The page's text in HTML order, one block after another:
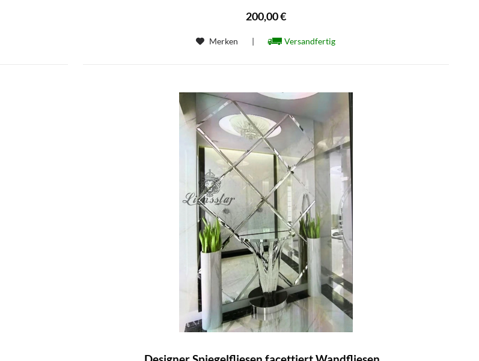
200,00 €
Merken | Versandfertig